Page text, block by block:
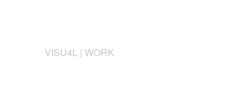
VISU4L | WORK